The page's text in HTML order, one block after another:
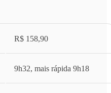
R$ 158,90
9h32, mais rápida 9h18